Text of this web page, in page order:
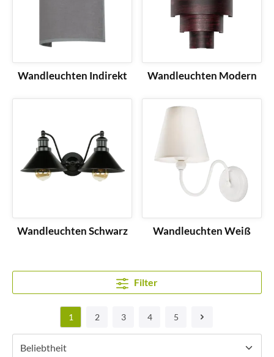
Wandleuchten Indirekt Wandleuchten Modern
Wandleuchten Schwarz Wandleuchten Weiß
Filter
1 2 3 4 5